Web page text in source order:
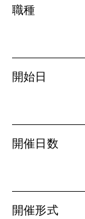
職種
開始日
開催日数
開催形式